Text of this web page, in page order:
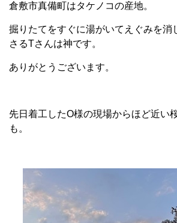
倉敷市真備町はタケノコの産地。
掘りたてをすぐに湯がいてえぐみを消
さるTさんは神です。
ありがとうございます。
先日着工したO様の現場からほど近い
も。